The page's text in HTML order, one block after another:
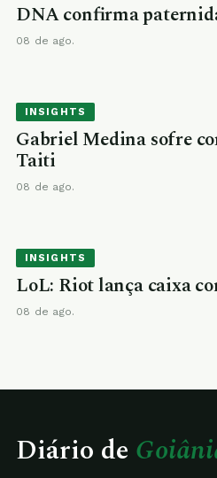
DNA confirma
08 de ago.
INSIGHTS
Gabriel Medina sofre
Taiti
08 de ago.
INSIGHTS
LoL: Riot lança caixa
08 de ago.
Diário de